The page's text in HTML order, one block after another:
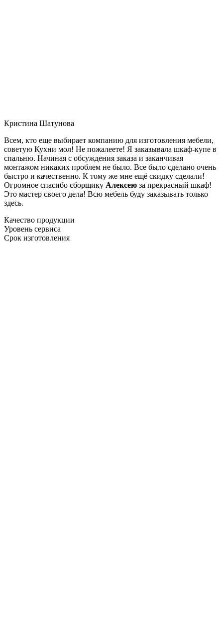
Кристина Шатунова
Всем, кто еще выбирает компанию для изготовления мебели,
советую Кухни мол! Не пожалеете! Я заказывала шкаф-купе в
спальню. Начиная с обсуждения заказа и заканчивая
монтажом никаких проблем не было. Все было сделано очень
быстро и качественно. К тому же мне ещё скидку сделали!
Огромное спасибо сборщику Алексею за прекрасный шкаф!
Это мастер своего дела! Всю мебель буду заказывать только
здесь.
Качество продукции
Уровень сервиса
Срок изготовления